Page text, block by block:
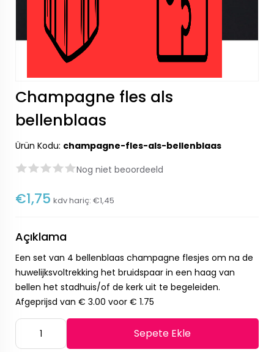
Champagne fles als
bellenblaas
Ürün Kodu: champagne-fles-als-bellenblaas
Nog niet beoordeeld
€1,75 kdv hariç: €1,45
Açıklama
Een set van 4 bellenblaas champagne flesjes om na de
huwelijksvoltrekking het bruidspaar in een haag van
bellen het stadhuis/of de kerk uit te begeleiden.
Afgeprijsd van € 3.00 voor € 1.75
Sepete Ekle